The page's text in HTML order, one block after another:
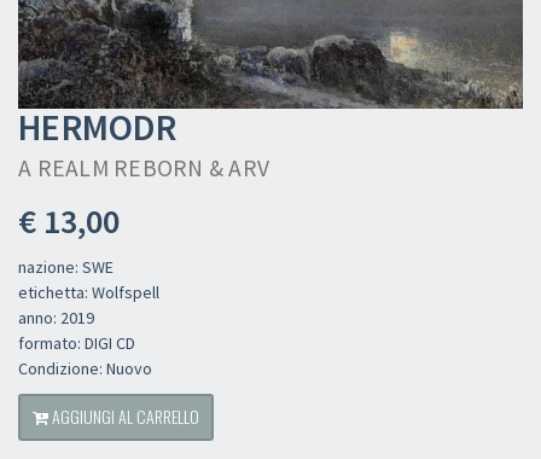
HERMODR
A REALM REBORN & ARV
€ 13,00
nazione: SWE
etichetta: Wolfspell
anno: 2019
formato: DIGI CD
Condizione: Nuovo
AGGIUNGI AL CARRELLO